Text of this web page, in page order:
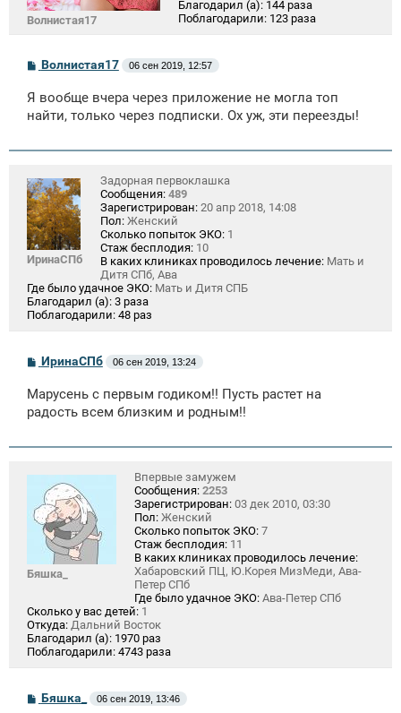
Волнистая17
Благодарил (а): 144 раза
Поблагодарили: 123 раза
С
б
щ
и
Волнистая17 06 сен 2019, 12:57
Я вообще вчера через приложение не могла топ
найти, только через подписки. Ох уж, эти переезды!
ИринаСПб
Задорная первоклашка
Сообщения: 489
Зарегистрирован: 20 апр 2018, 14:08
Пол: Женский
Сколько попыток ЭКО: 1
Стаж бесплодия: 10
В каких клиниках проводилось лечение: Мать и
Дитя СПб, Ава
Где было удачное ЭКО: Мать и Дитя СПБ
Благодарил (а): 3 раза
Поблагодарили: 48 раз
С
б
щ
е
и
ИринаСПб 06 сен 2019, 13:24
Марусень с первым годиком!! Пусть растет на
радость всем близким и родным!!
Бяшка_
Впервые замужем
Сообщения: 2253
Зарегистрирован: 03 дек 2010, 03:30
Пол: Женский
Сколько попыток ЭКО: 7
Стаж бесплодия: 11
В каких клиниках проводилось лечение:
Хабаровский ПЦ, Ю.Корея МизМеди, Ава-
Петер СПб
Где было удачное ЭКО: Ава-Петер СПб
Сколько у вас детей: 1
Откуда: Дальний Восток
Благодарил (а): 1970 раз
Поблагодарили: 4743 раза
СБяшка_ 06 сен 2019, 13:46